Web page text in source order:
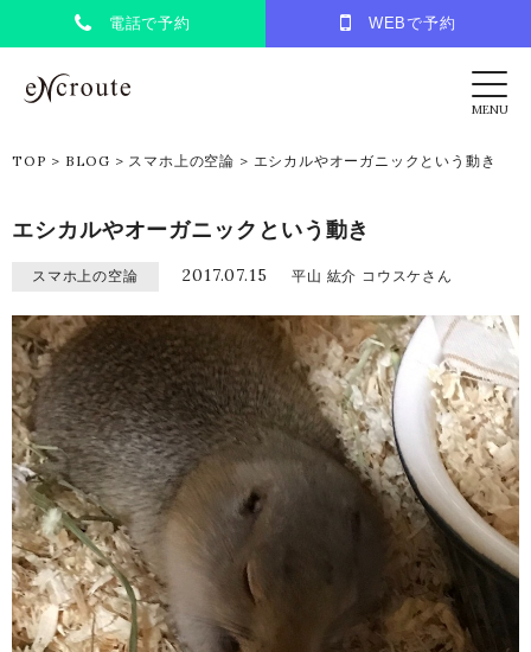
電話で予約 WEBで予約
eNcroute｜葛西・江戸川区の美容室 アンク
MENU
TOP > BLOG > スマホ上の空論 > エシカルやオーガニックという動き
エシカルやオーガニックという動き
スマホ上の空論 2017.07.15 平山 紘介 コウスケさん